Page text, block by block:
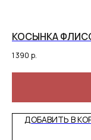
КОСЫНКА
1 390 р.
ДОБАВИТЬ В